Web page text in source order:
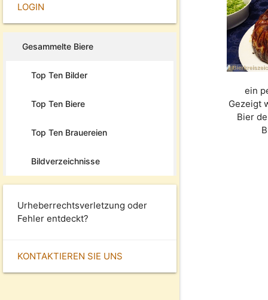
LOGIN
Gesammelte Biere
Top Ten Bilder
Top Ten Biere
Top Ten Brauereien
Bildverzeichnisse
Urheberrechtsverletzung oder
Fehler entdeckt?
KONTAKTIEREN SIE UNS
ein
Gezeigt
Bier